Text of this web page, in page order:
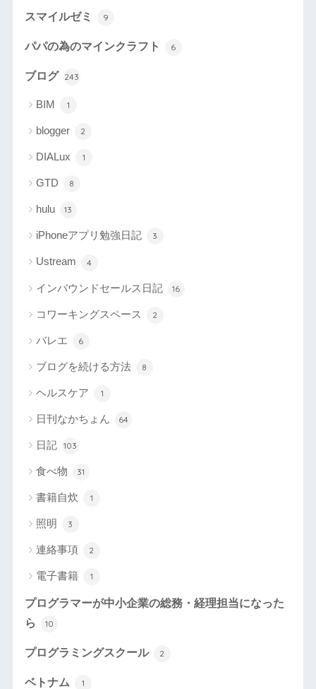
スマイルゼミ 9
パパの為のマインクラフト 6
ブログ 243
BIM 1
blogger 2
DIALux 1
GTD 8
hulu 13
iPhoneアプリ勉強日記 3
Ustream 4
インバウンドセールス日記 16
コワーキングスペース 2
バレエ 6
ブログを続ける方法 8
ヘルスケア 1
日刊なかちょん 64
日記 103
食べ物 31
書籍自炊 1
照明 3
連絡事項 2
電子書籍 1
プログラマーが中小企業の総務・経理担当になった
ら
10
プログラミングスクール 2
ベトナム 1